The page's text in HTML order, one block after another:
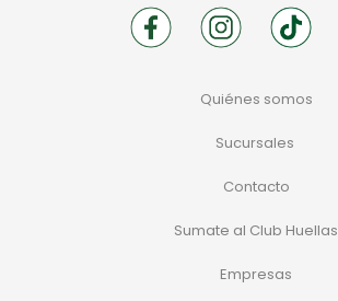
Quiénes somos
Sucursales
Contacto
Sumate al Club Huellas
Empresas